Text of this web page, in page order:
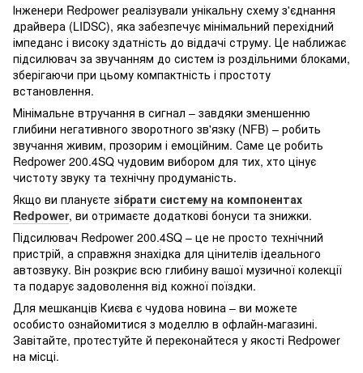
Інженери Redpower реалізували унікальну схему з'єднання
драйвера (LIDSC), яка забезпечує мінімальний перехідний
імпеданс і високу здатність до віддачі струму. Це наближає
підсилювач за звучанням до систем із роздільними блоками,
зберігаючи при цьому компактність і простоту
встановлення.
Мінімальне втручання в сигнал – завдяки зменшенню
глибини негативного зворотного зв'язку (NFB) – робить
звучання живим, прозорим і емоційним. Саме це робить
Redpower 200.4SQ чудовим вибором для тих, хто цінує
чистоту звуку та технічну продуманість.
Якщо ви плануєте зібрати систему на компонентах
Redpower, ви отримаєте додаткові бонуси та знижки.
Підсилювач Redpower 200.4SQ – це не просто технічний
пристрій, а справжня знахідка для цінителів ідеального
автозвуку. Він розкриє всю глибину вашої музичної колекції
та подарує задоволення від кожної поїздки.
Для мешканців Києва є чудова новина – ви можете
особисто ознайомитися з моделлю в офлайн-магазині.
Завітайте, протестуйте й переконайтеся у якості Redpower
на місці.